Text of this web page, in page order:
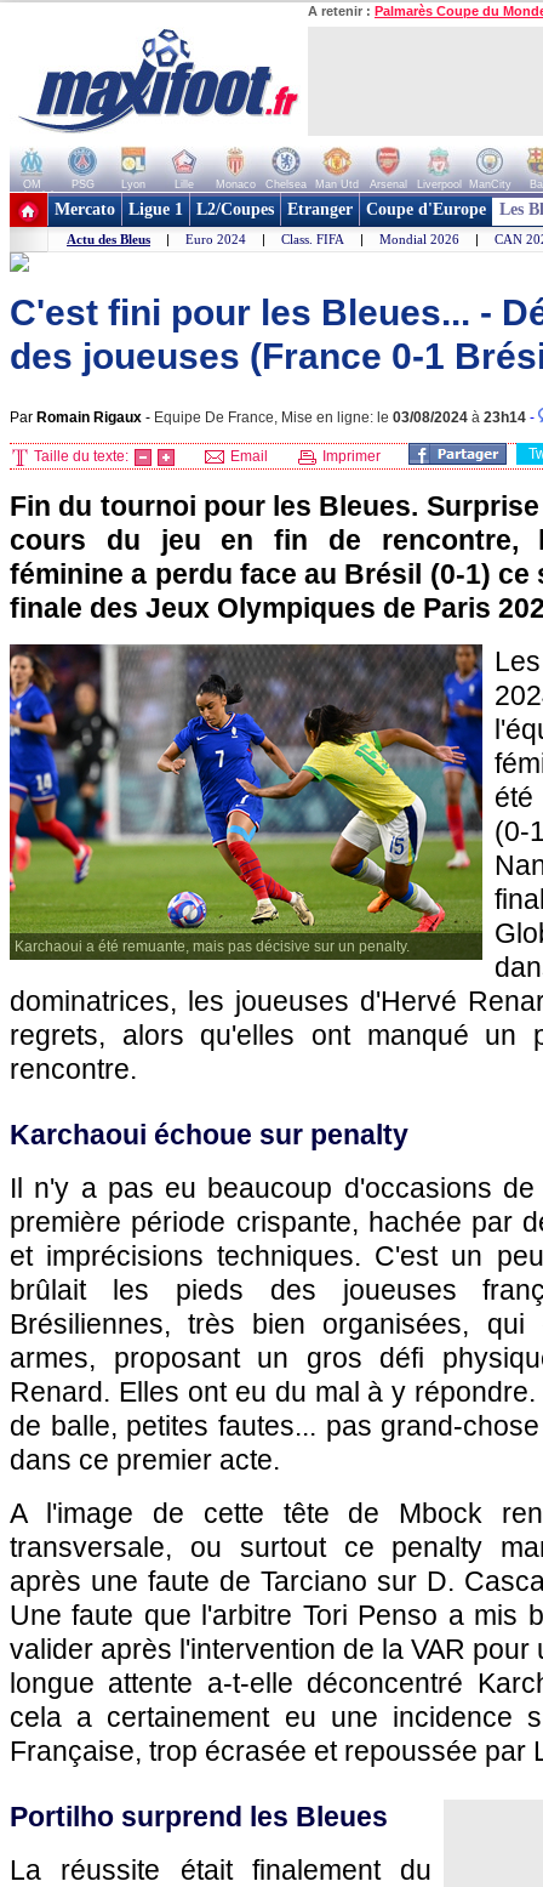
A retenir : Palmarès Coupe du
OM PSG Lyon Lille Monaco Chelsea Man Utd Arsenal Liverpool ManCity
+ de clubs
Mercato Ligue 1 L2/Coupes Etranger Coupe d'Europe Les
Actu des Bleus | Euro 2024 | Class. FIFA | Mondial 2026 | CAN
C'est fini pour les Bleues... -
des joueuses (France 0-1
Par Romain Rigaux - Equipe De France, Mise en ligne: le 03/08/2024 à 23h14 -
Taille du texte: Email Imprimer
Fin du tournoi pour les Bleues.
cours du jeu en fin de rencontre,
féminine a perdu face au Brésil (0-1) ce
finale des Jeux Olympiques de Paris
Karchaoui a été remuante, mais pas décisive sur un penalty.
dominatrices, les joueuses d'Hervé
regrets, alors qu'elles ont manqué un
rencontre.
Karchaoui échoue sur penalty
Il n'y a pas eu beaucoup d'occasions
première période crispante, hachée par
et imprécisions techniques. C'est un
brûlait les pieds des joueuses
Brésiliennes, très bien organisées,
armes, proposant un gros défi
Renard. Elles ont eu du mal à y
de balle, petites fautes... pas grand-
dans ce premier acte.
A l'image de cette tête de Mbock
transversale, ou surtout ce penalty
après une faute de Tarciano sur D.
Une faute que l'arbitre Tori Penso a mis
valider après l'intervention de la VAR pour
longue attente a-t-elle déconcentré
cela a certainement eu une incidence
Française, trop écrasée et repoussée par
Portilho surprend les Bleues
La réussite était finalement du